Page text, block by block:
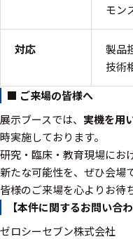
測定・計測関連
機器
握力計
ゴニオメ
ータ
アイトラ
モン
対応
製品
技術
■ ご来場の皆様へ
展示ブースでは、 実機を用
時実施しております。
研究・臨床・教育現場にお
新たな可能性を、ぜひ会場
皆様のご来場を心よりお待
【本件に関するお問い合わ
ゼロシーセブン株式会社